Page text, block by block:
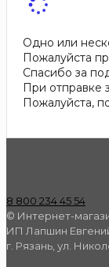
Одно или
Пожалуйста
Спасибо за
При отправке
Пожалуйста,
8 800 234 45 54
© Интернет-
ИП Лапшин
г. Рязань, ул.